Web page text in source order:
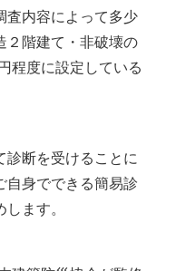
査内容によって多少
２階建て・非破壊の
程度に設定している
診断を受けることに
自身でできる簡易診
ます。